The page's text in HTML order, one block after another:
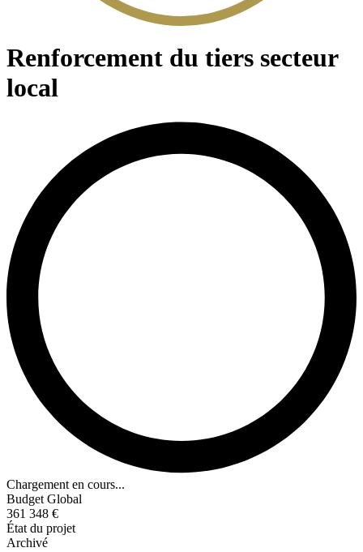
Renforcement du tiers secteur
local
Chargement en cours...
Budget Global
361 348 €
État du projet
Archivé